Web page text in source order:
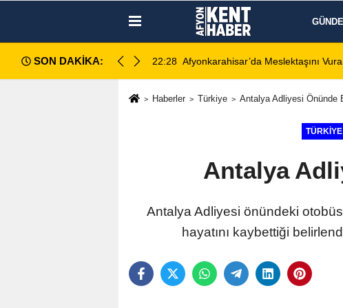
SON DAKİKA:
Tutuklandı 22:23 Afyonkarahisar’da 2 Yaşındaki
Haberler Türkiye Antalya Adliyesi Önünde
TÜRKIYE
Antalya
Antalya Adliyesi önündeki otobüs
hayatını kaybettiği